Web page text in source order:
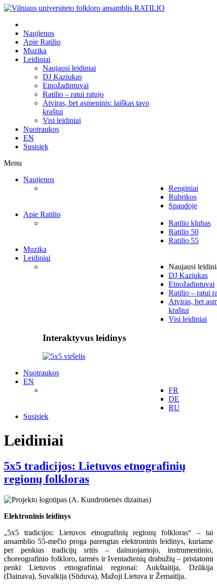
Naujienos
Apie Ratilio
Muzika
Leidiniai
Naujausi leidiniai
DJ Kaziukas
Etnožadintuvai
Ratilio – ratui ratujo
Atviras, bet asmeninis: laiškas tavo
kraštui
Visi leidiniai
Nuotraukos
EN
Susisiek
Menu
Naujienos
Renginiai
Rubrikos
Spaudoje
Apie Ratilio
Ratilio klubas
Ratilio 50
Ratilio 55
Muzika
Leidiniai
Naujausi
DJ Kaziukas
Etnožadintuvai
Ratilio – ratui
Atviras, bet
kraštui
Visi leidiniai
Interaktyvus leidinys
Nuotraukos
EN
FR
DE
RU
Susisiek
Leidiniai
5x5 tradicijos: Lietuvos etnografinių
regionų folkloras
Elektroninis leidinys
„5x5 tradicijos: Lietuvos etnografinių regionų folkloras“ – tai
ansamblio 55-mečio proga parengtas elektroninis leidinys, kuriame
per penkias tradicijų sritis – dainuojamojo, instrumentinio,
choreografinio folkloro, tarmės ir šventadienių drabužių – pristatomi
penki Lietuvos etnografiniai regionai: Aukštaitija, Dzūkija
(Dainava), Suvalkija (Sūduva), Mažoji Lietuva ir Žemaitija.